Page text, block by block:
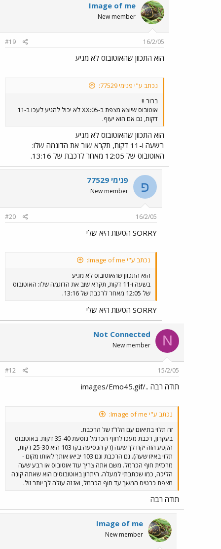
Image of me
New member
16/2/05
#19
הוא התכוון שהאוטובוס לא מגיע
נכתב ע"י פנימי 77529:
ברור !!
אוטובוס שיוצא מצפת ב-05:XX לא יכול להגיע לעכו ב-11
דקות, גם אם הוא יעוף.
הוא התכוון שהאוטובוס לא מגיע
בשעה ו-11 דקות, תקרא שוב את הדוגמה שלו:
האוטובוס של 12:05 מאחר לרכבת של 13:16.
פ פנימי 77529
New member
16/2/05
#20
SORRY הטעות היא שלי
נכתב ע"י Image of me:
הוא התכוון שהאוטובוס לא מגיע
בשעה ו-11 דקות, תקרא שוב את הדוגמה שלו: האוטובוס
של 12:05 מאחר לרכבת של 13:16.
SORRY הטעות היא שלי
N
Not Connected
New member
15/2/05
#12
תודה רבה ../images/Emo45.gif
נכתב ע"י Image of me:
זה תלוי בתיאום עם הלו"ז של הרכבת.
בעקרון, רכבת מעכו לחוף הכרמל נוסעת 35-40 דקות. באוטובוס
הקטע הזה יקח לך שעה (רק הנסיעה בקו 103 היא 25-30 דקות,
תלוי באיזו שעה). גם הרכבת וגם 103 יביאו אותך לאותו מקום -
מרכזית חוף הכרמל. משם אתה צריך עוד אוטובוס או רבע שעה
הליכה, כמו שכתבתי למעלה. היתרון באוטובוסים הוא שאתה קונה
מצפת כרטיס המשך עד חוף הכרמל, ואז זה עולה לך יותר זול.
תודה רבה
Image of me
New member